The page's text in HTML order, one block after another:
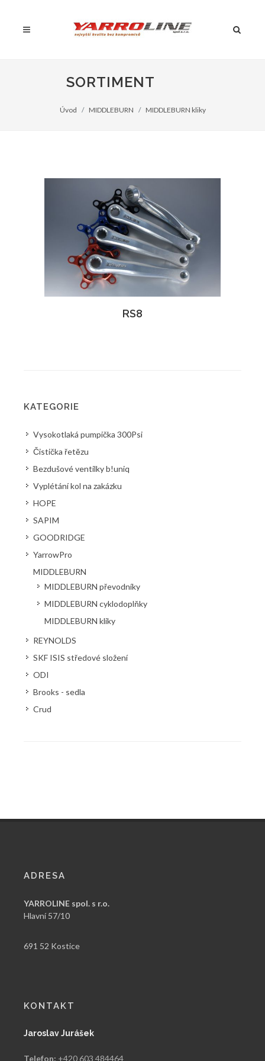
SORTIMENT
Úvod MIDDLEBURN MIDDLEBURN kliky
RS8
KATEGORIE
Vysokotlaká pumpička 300Psi
Čistička řetězu
Bezdušové ventilky b!uniq
Vyplétání kol na zakázku
HOPE
SAPIM
GOODRIDGE
YarrowPro
MIDDLEBURN
MIDDLEBURN převodníky
MIDDLEBURN cyklodoplňky
MIDDLEBURN kliky
REYNOLDS
SKF ISIS středové složení
ODI
Brooks - sedla
Crud
ADRESA
YARROLINE spol. s r.o.
Hlavní 57/10
691 52 Kostice
KONTAKT
Jaroslav Jurášek
Telefon: +420 603 484464